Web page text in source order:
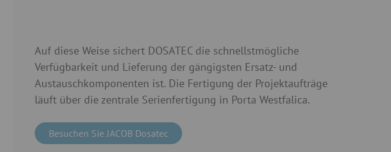
Auf diese Weise sichert DOSATEC die schnellstmögliche
Verfügbarkeit und Lieferung der gängigsten Ersatz- und
Austauschkomponenten ist. Die Fertigung der Projektaufträge
läuft über die zentrale Serienfertigung in Porta Westfalica.
Besuchen Sie JACOB Dosatec